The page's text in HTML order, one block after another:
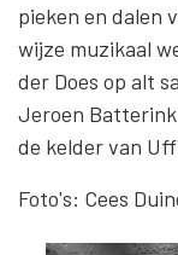
pieken en dalen
wijze muzikaal
der Does op alt
Jeroen
de kelder van
Foto's: Cees